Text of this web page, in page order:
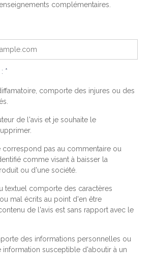
complémentaires.
*
comporte des injures ou des
de l'avis et je souhaite le
correspond pas au commentaire ou
comme visant à baisser la
ou d'une société.
textuel comporte des caractères
mal écrits au point d'en être
de l'avis est sans rapport avec le
des informations personnelles ou
information susceptible d'aboutir à un